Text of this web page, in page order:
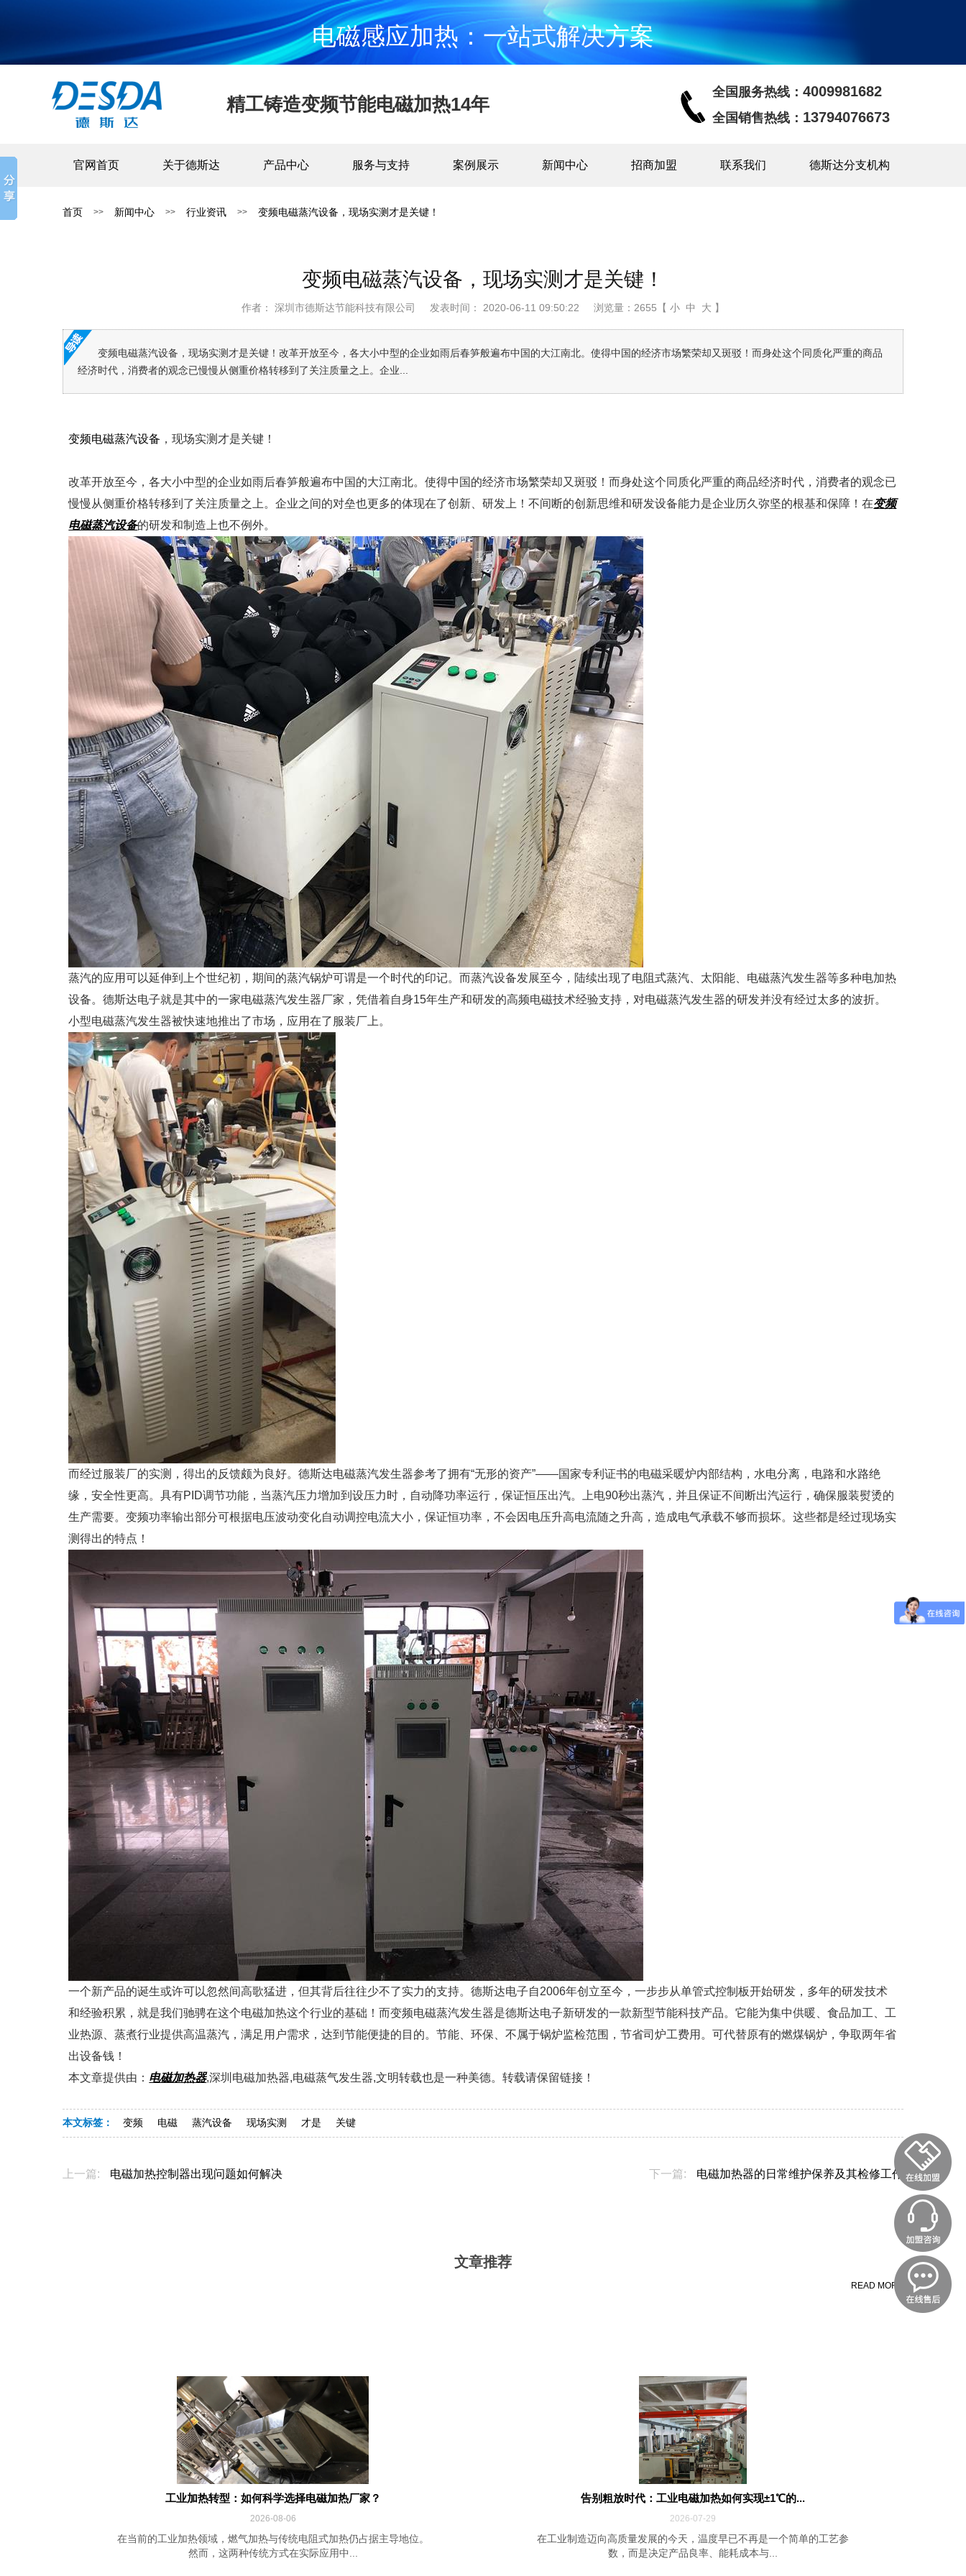
电磁感应加热：一站式解决方案
精工铸造变频节能电磁加热14年
全国服务热线： 4009981682
全国销售热线： 13794076673
官网首页 关于德斯达 产品中心 服务与支持 案例展示 新闻中心 招商加盟 联系我们 德斯达分支机构
首页 >> 新闻中心 >> 行业资讯 >> 变频电磁蒸汽设备，现场实测才是关键！
变频电磁蒸汽设备，现场实测才是关键！
作者： 深圳市德斯达节能科技有限公司 发表时间： 2020-06-11 09:50:22 浏览量：2655【 小 中 大 】
变频电磁蒸汽设备，现场实测才是关键！改革开放至今，各大小中型的企业如雨后春笋般遍布中国的大江南北。使得中国的经济市场繁荣却又斑驳！而身处这个同质化严重的商品
经济时代，消费者的观念已慢慢从侧重价格转移到了关注质量之上。企业...
变频电磁蒸汽设备 ，现场实测才是关键！
改革开放至今，各大小中型的企业如雨后春笋般遍布中国的大江南北。使得中国的经济市场繁荣却又斑驳！而身处这个同质化严重的商品经济时代，消费者的观念已
慢慢从侧重价格转移到了关注质量之上。企业之间的对垒也更多的体现在了创新、研发上！不间断的创新思维和研发设备能力是企业历久弥坚的根基和保障！在变频
电磁蒸汽设备的研发和制造上也不例外。
蒸汽的应用可以延伸到上个世纪初，期间的蒸汽锅炉可谓是一个时代的印记。而蒸汽设备发展至今，陆续出现了电阻式蒸汽、太阳能、电磁蒸汽发生器等多种电加热
设备。德斯达电子就是其中的一家电磁蒸汽发生器厂家，凭借着自身15年生产和研发的高频电磁技术经验支持，对电磁蒸汽发生器的研发并没有经过太多的波折。
小型电磁蒸汽发生器被快速地推出了市场，应用在了服装厂上。
而经过服装厂的实测，得出的反馈颇为良好。德斯达电磁蒸汽发生器参考了拥有“无形的资产”——国家专利证书的电磁采暖炉内部结构，水电分离，电路和水路绝
缘，安全性更高。具有PID调节功能，当蒸汽压力增加到设压力时，自动降功率运行，保证恒压出汽。上电90秒出蒸汽，并且保证不间断出汽运行，确保服装熨烫的
生产需要。变频功率输出部分可根据电压波动变化自动调控电流大小，保证恒功率，不会因电压升高电流随之升高，造成电气承载不够而损坏。这些都是经过现场实
测得出的特点！
一个新产品的诞生或许可以忽然间高歌猛进，但其背后往往少不了实力的支持。德斯达电子自2006年创立至今，一步步从单管式控制板开始研发，多年的研发技术
和经验积累，就是我们驰骋在这个电磁加热这个行业的基础！而变频电磁蒸汽发生器是德斯达电子新研发的一款新型节能科技产品。它能为集中供暖、食品加工、工
业热源、蒸煮行业提供高温蒸汽，满足用户需求，达到节能便捷的目的。节能、环保、不属于锅炉监检范围，节省司炉工费用。可代替原有的燃煤锅炉，争取两年省
出设备钱！
本文章提供由： 电磁加热器,深圳电磁加热器,电磁蒸气发生器,文明转载也是一种美德。转载请保留链接！
本文标签： 变频 电磁 蒸汽设备 现场实测 才是 关键
上一篇: 电磁加热控制器出现问题如何解决 下一篇: 电磁加热器的日常维护保养及其检修工作
文章推荐
READ MORE
工业加热转型：如何科学选择电磁加热厂家？
2026-08-06
在当前的工业加热领域，燃气加热与传统电阻式加热仍占据主导地位。
然而，这两种传统方式在实际应用中...
告别粗放时代：工业电磁加热如何实现±1℃的...
2026-07-29
在工业制造迈向高质量发展的今天，温度早已不再是一个简单的工艺参
数，而是决定产品良率、能耗成本与...